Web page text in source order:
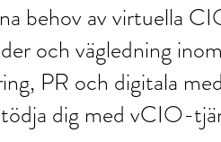
behov av virtuella
och vägledning
PR och digitala
dig med vCIO-